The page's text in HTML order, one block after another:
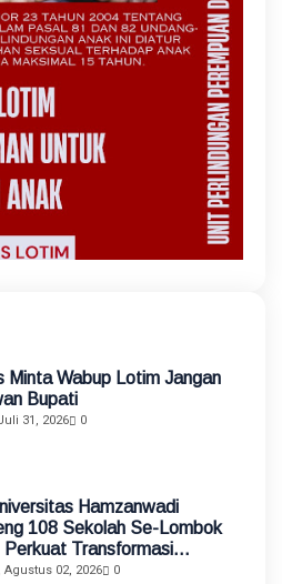
Minta Wabup Lotim Jangan
Bupati
31, 2026 0
Hamzanwadi
108 Sekolah Se-Lombok
Perkuat Transformasi
melalui Asistensi
02, 2026 0